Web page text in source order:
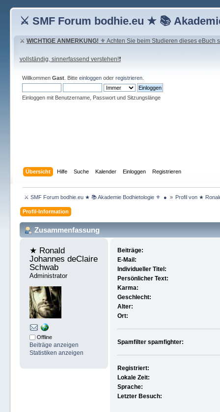
⚔ SMF Forum bodhie.eu ★ 📚
⚔ WICHTIGE ANMERKUNG! ⚜ Achten Sie beim Studieren dieses eBuch
vollständig, sinnerfassend verstehen!❗
Willkommen Gast. Bitte einloggenoder registrieren.
Einloggen mit Benutzername, Passwort und Sitzungslänge
Übersicht Hilfe Suche Kalender Einloggen Registrieren
⚔ SMF Forum bodhie.eu ★ 📚 Akademie Bodhietologie ⚜  ● » Profil von ★
Profil-Information
Zusammenfassung
★ Ronald
Johannes deClaire
Schwab
Administrator
Offline
Beiträge anzeigen
Statistiken anzeigen
Beiträge:
E-Mail:
Individueller Titel:
Persönlicher Text:
Karma:
Geschlecht:
Alter:
Ort:
Spamfilter spamfighter:
Registriert:
Lokale Zeit:
Sprache:
Letzter Besuch: